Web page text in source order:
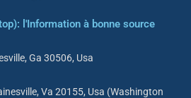
l'Information à bonne source
Ga 30506, Usa
Va 20155, Usa (Washington